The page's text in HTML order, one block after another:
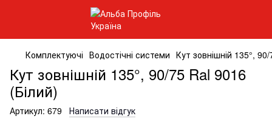
Комплектуючі Водостічні системи Кут зовнішній 135°,
Кут зовнішній 135°, 90/75 Ral 9016
(Білий)
Артикул: 679 Написати відгук